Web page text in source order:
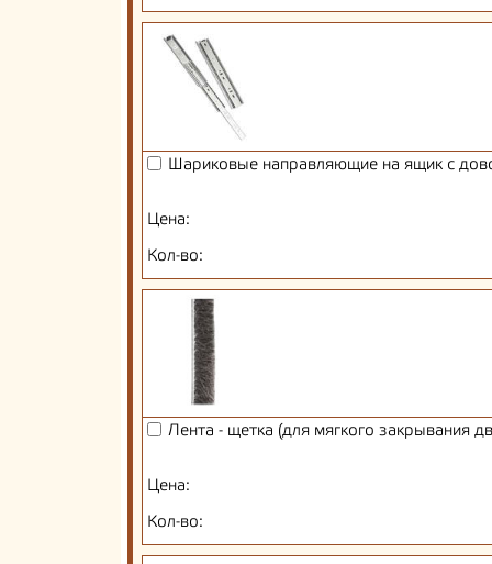
Шариковые направляющие на ящик с
Цена:
Кол-во:
Лента - щетка (для мягкого закрывания
Цена:
Кол-во: